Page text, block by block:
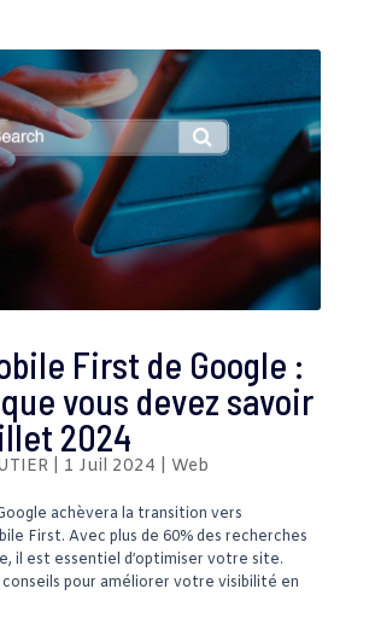
First de Google :
vous devez savoir
2024
1 Juil 2024 Web
achèvera la transition vers
First. Avec plus de 60% des recherches
il est essentiel d’optimiser votre site.
pour améliorer votre visibilité en